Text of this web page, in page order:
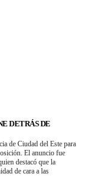
DETRÁS DE
de Ciudad del Este para
El anuncio fue
destacó que la
de cara a las